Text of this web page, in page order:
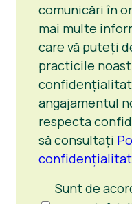
comunicări în
mai multe
care vă puteți
practicile
angajamentul
respecta
să consultați
Sunt de